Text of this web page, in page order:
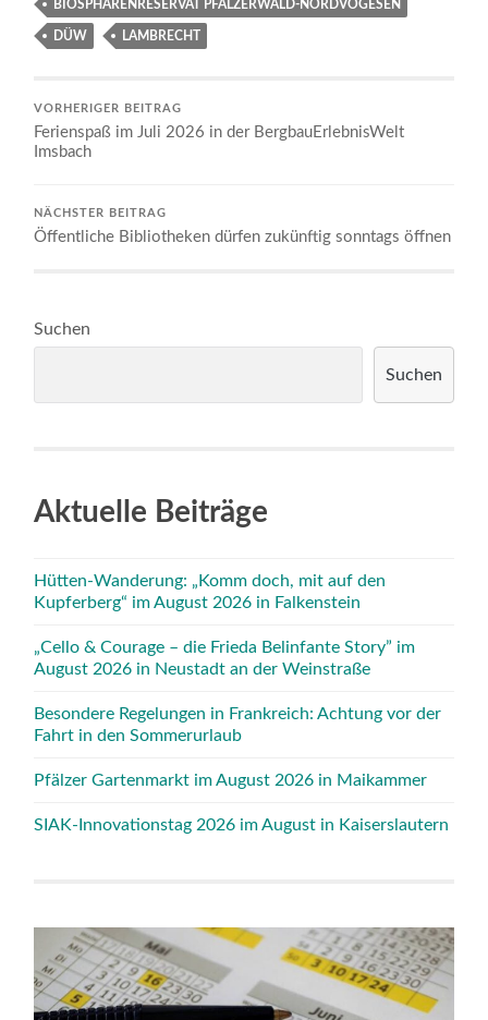
BIOSPHÄRENRESERVAT PFÄLZERWALD-NORDVOGESEN
DÜW LAMBRECHT
VORHERIGER BEITRAG
Ferienspaß im Juli 2026 in der BergbauErlebnisWelt
Imsbach
NÄCHSTER BEITRAG
Öffentliche Bibliotheken dürfen zukünftig sonntags öffnen
Suchen
Suchen
Aktuelle Beiträge
Hütten-Wanderung: „Komm doch, mit auf den
Kupferberg“ im August 2026 in Falkenstein
„Cello & Courage – die Frieda Belinfante Story” im
August 2026 in Neustadt an der Weinstraße
Besondere Regelungen in Frankreich: Achtung vor der
Fahrt in den Sommerurlaub
Pfälzer Gartenmarkt im August 2026 in Maikammer
SIAK-Innovationstag 2026 im August in Kaiserslautern